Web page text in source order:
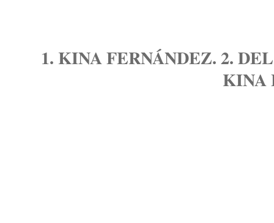
1. KINA FERNÁNDEZ. 2.
KINA